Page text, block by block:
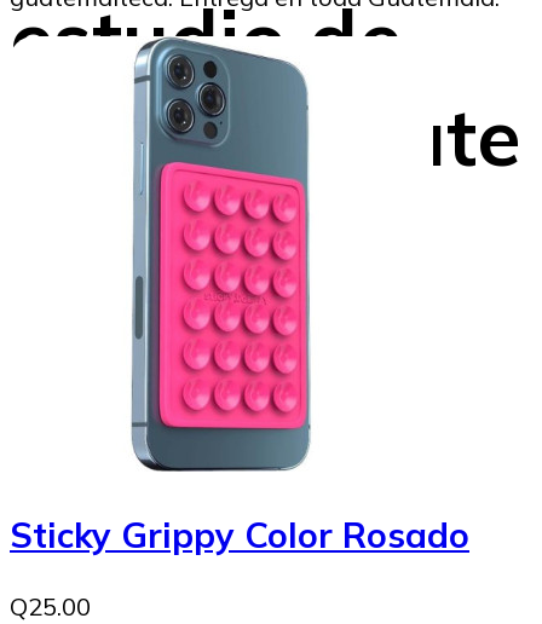
estudio de
Cato Institute
SoyMigrante.com REVISTA
Image to Credit : Canva IA
Sticky Grippy Color Rosado
Q25.00